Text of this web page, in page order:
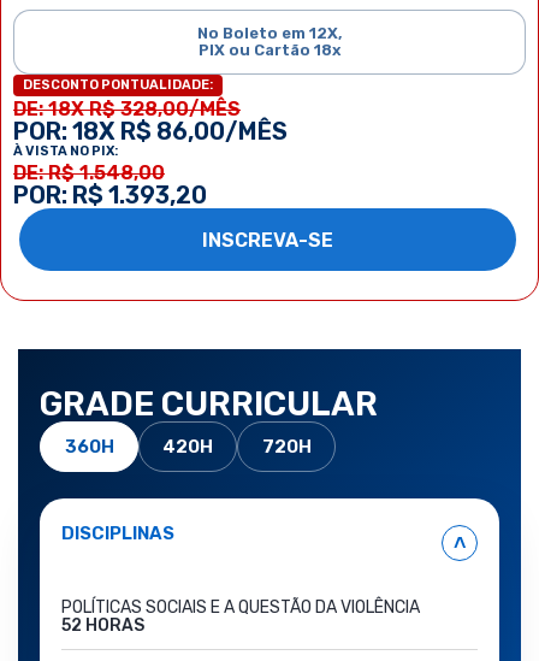
No Boleto em 12X,
PIX ou Cartão 18x
DESCONTO PONTUALIDADE:
DE: 18X R$ 328,00/MÊS
POR: 18X R$ 86,00/MÊS
À VISTA NO PIX:
DE: R$ 1.548,00
POR: R$ 1.393,20
INSCREVA-SE
GRADE CURRICULAR
360H 420H 720H
DISCIPLINAS ˄
POLÍTICAS SOCIAIS E A QUESTÃO DA VIOLÊNCIA
52 HORAS